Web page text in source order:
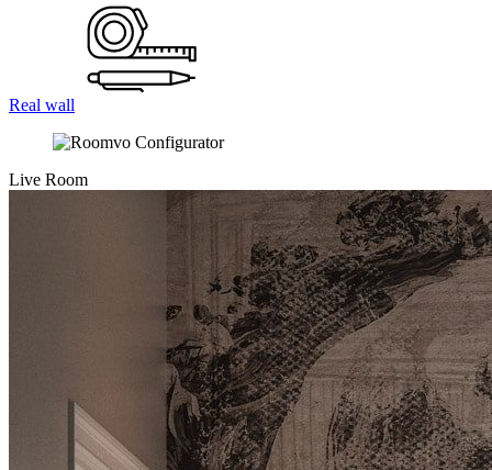
Real wall
Live Room